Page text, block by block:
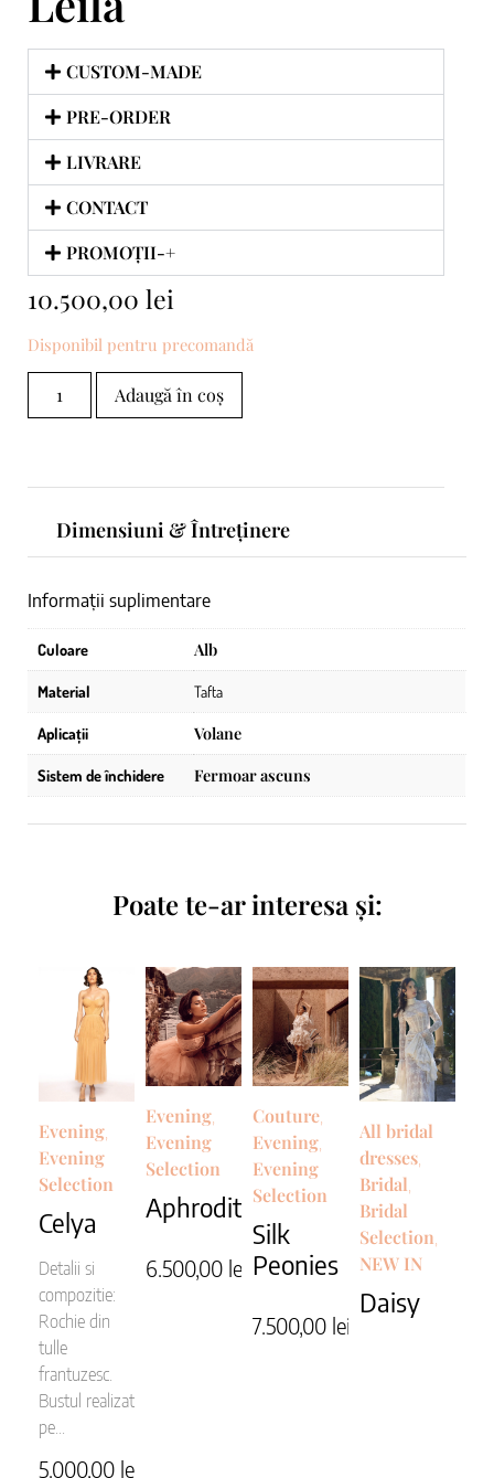
CUSTOM-MADE
PRE-ORDER
LIVRARE
CONTACT
PROMOȚII-+
10.500,00 lei
Disponibil pentru precomandă
Adaugă în coș
Dimensiuni & Întreținere
Informații suplimentare
Culoare Alb
Material Tafta
Aplicații Volane
Sistem de închidere Fermoar ascuns
Poate te-ar interesa și:
Evening
Evening
Selection
Celya
5.000,00 lei
Detalii si
compozitie:
Rochie din
tulle
frantuzesc.
Bustul realizat
pe...
Evening,
Evening
Selection
Aphrodite
6.500,00 lei
Couture
Evening
Evening
Selection
Silk
Peonies
7.500,00 lei
All bridal
dresses
Bridal
Bridal
Selection
NEW IN
Daisy